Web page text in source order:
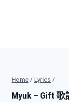
Home / Lyrics /
Myuk – Gift 歌